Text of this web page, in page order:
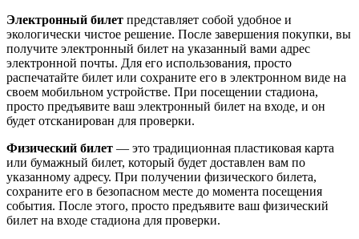
Электронный билет представляет собой удобное и
экологически чистое решение. После завершения покупки, вы
получите электронный билет на указанный вами адрес
электронной почты. Для его использования, просто
распечатайте билет или сохраните его в электронном виде на
своем мобильном устройстве. При посещении стадиона,
просто предъявите ваш электронный билет на входе, и он
будет отсканирован для проверки.
Физический билет — это традиционная пластиковая карта
или бумажный билет, который будет доставлен вам по
указанному адресу. При получении физического билета,
сохраните его в безопасном месте до момента посещения
события. После этого, просто предъявите ваш физический
билет на входе стадиона для проверки.